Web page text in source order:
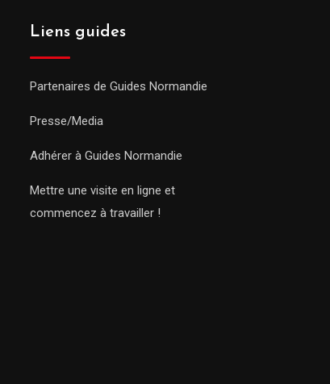
Liens guides
Partenaires de Guides Normandie
Presse/Media
Adhérer à Guides Normandie
Mettre une visite en ligne et
commencez à travailler !